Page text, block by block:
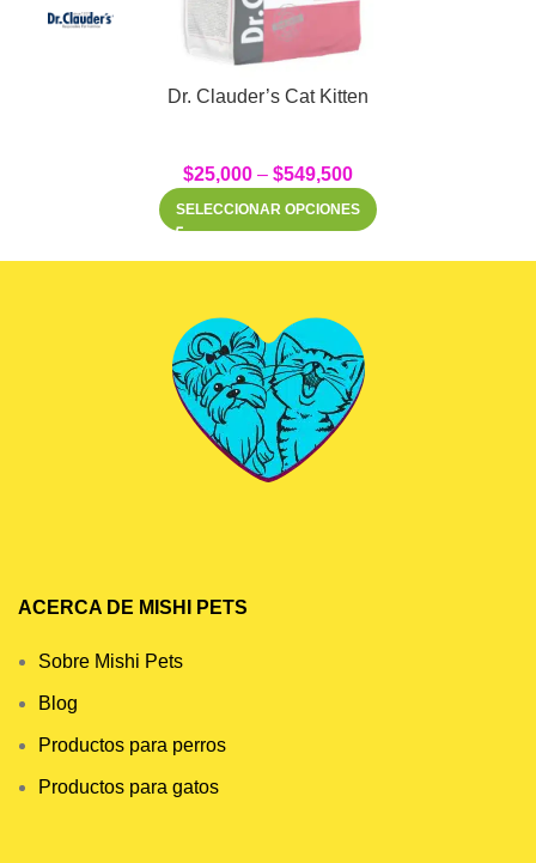
Dr. Clauder’s Cat Kitten
$25,000 – $549,500
SELECCIONAR OPCIONES
ACERCA DE MISHI PETS
Sobre Mishi Pets
Blog
Productos para perros
Productos para gatos